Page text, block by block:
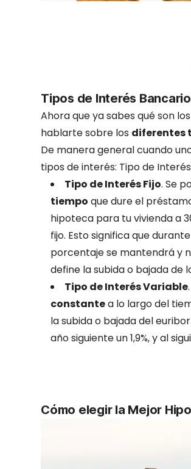
Tipos de Interés
Ahora que ya sabes qué son
hablarte sobre los diferentes
De manera general cuando
tipos de interés: Tipo de
Tipo de Interés Fijo. Se
tiempo que dure el
hipoteca para tu vivienda a
fijo. Esto significa que
porcentaje se mantendrá y
define la subida o bajada de
Tipo de Interés Variable
constantea lo largo del
la subida o bajada del
año siguiente un 1,9%, y al
Cómo elegir la Mejor